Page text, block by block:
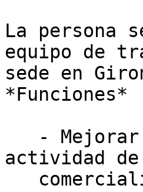
La persona
equipo de
sede en
*Funciones*
actividad de